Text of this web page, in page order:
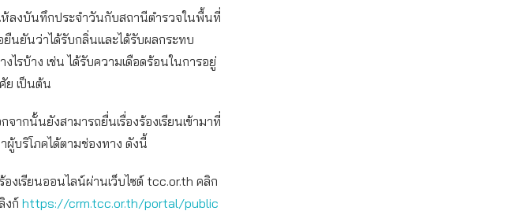
ห้ลงบันทึกประจำวันกับสถานีตำรวจในพื้นที่
ยืนยันว่าได้รับกลิ่นและได้รับผลกระทบ
งไรบ้าง เช่น ได้รับความเดือดร้อนในการอยู่
ย เป็นต้น
จากนั้นยังสามารถยื่นเรื่องร้องเรียนเข้ามาที่
ผู้บริโภคได้ตามช่องทาง ดังนี้
ร้องเรียนออนไลน์ผ่านเว็บไซต์ tcc.or.th คลิก
งก์ https://crm.tcc.or.th/portal/public